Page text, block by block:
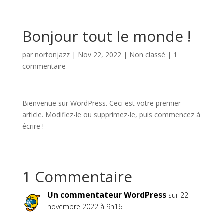
Bonjour tout le monde !
par nortonjazz| Nov 22, 2022| Non classé | 1
commentaire
Bienvenue sur WordPress. Ceci est votre premier
article. Modifiez-le ou supprimez-le, puis commencez à
écrire !
1 Commentaire
Un commentateur WordPress sur 22
novembre 2022 à 9h16